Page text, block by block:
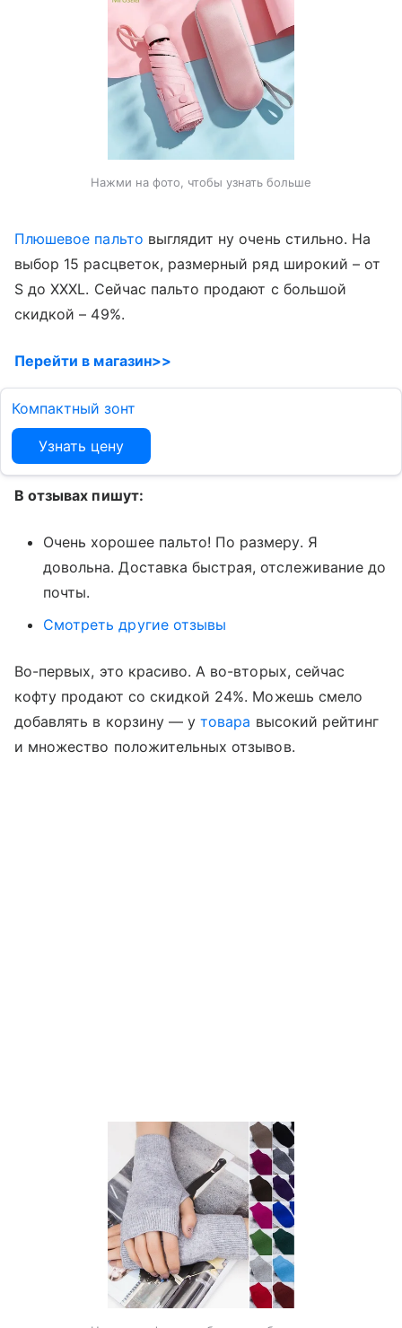
Нажми на фото, чтобы узнать больше
Плюшевое пальто выглядит ну очень стильно. На
выбор 15 расцветок, размерный ряд широкий – от
S до XXXL. Сейчас пальто продают с большой
скидкой – 49%.
Перейти в магазин>>
Компактный зонт
Узнать цену
В отзывах пишут:
Очень хорошее пальто! По размеру. Я
довольна. Доставка быстрая, отслеживание до
почты.
Смотреть другие отзывы
Во-первых, это красиво. А во-вторых, сейчас
кофту продают со скидкой 24%. Можешь смело
добавлять в корзину — утовара высокий рейтинг
и множество положительных отзывов.